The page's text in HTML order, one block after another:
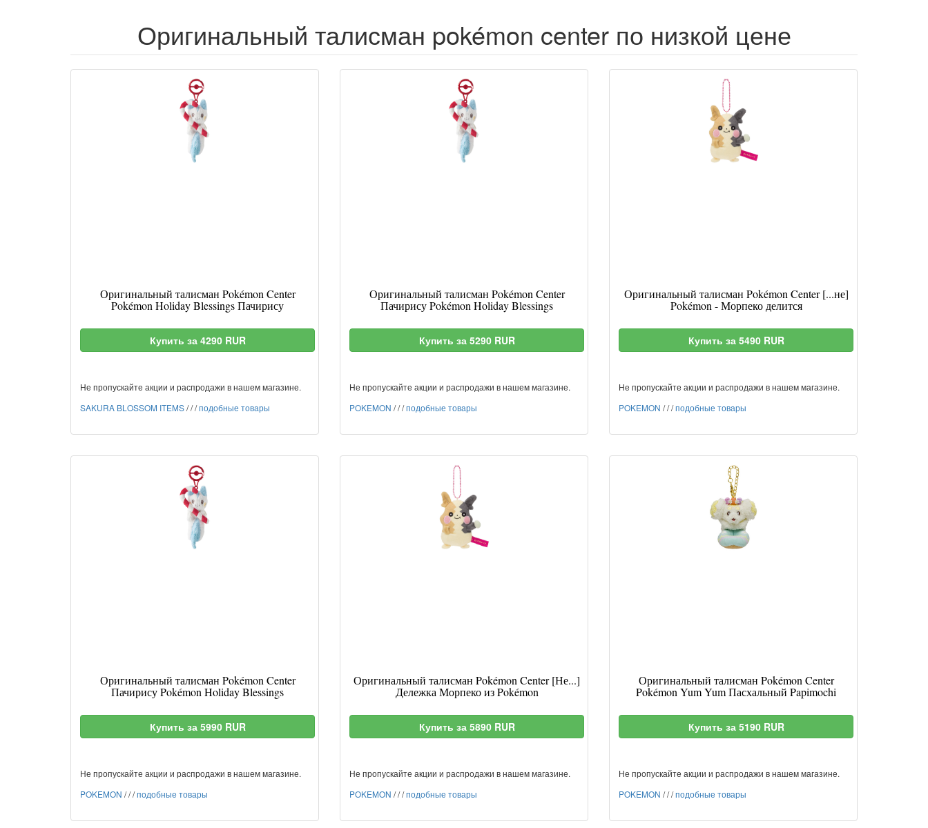
Оригинальный талисман pokémon center по низкой цене
Оригинальный талисман Pokémon Center
Pokémon Holiday Blessings Пачирису
Купить за 4290 RUR
Не пропускайте акции и распродажи в нашем магазине.
SAKURA BLOSSOM ITEMS///подобные товары
Оригинальный талисман Pokémon Center
Пачирису Pokémon Holiday Blessings
Купить за 5290 RUR
Не пропускайте акции и распродажи в нашем магазине.
POKEMON ///подобные товары
Оригинальный талисман Pokémon Center [...не]
Pokémon - Морпеко делится
Купить за 5490 RUR
Не пропускайте акции и распродажи в нашем магазине.
POKEMON ///подобные товары
Оригинальный талисман Pokémon Center
Пачирису Pokémon Holiday Blessings
Купить за 5990 RUR
Не пропускайте акции и распродажи в нашем магазине.
POKEMON ///подобные товары
Оригинальный талисман Pokémon Center [Не...]
Дележка Морпеко из Pokémon
Купить за 5890 RUR
Не пропускайте акции и распродажи в нашем магазине.
POKEMON ///подобные товары
Оригинальный талисман Pokémon Center
Pokémon Yum Yum Пасхальный Papimochi
Купить за 5190 RUR
Не пропускайте акции и распродажи в нашем магазине.
POKEMON ///подобные товары